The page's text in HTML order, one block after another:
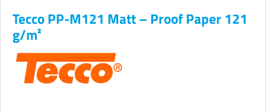
Tecco PP-M121 Matt – Proof Paper 121
g/m²